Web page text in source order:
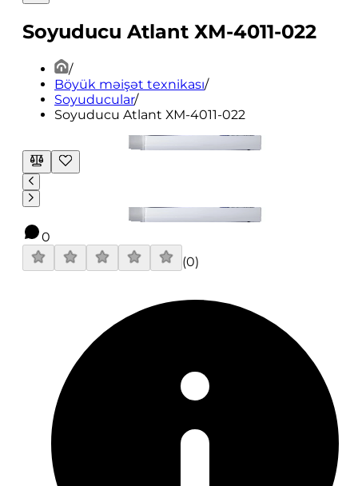
Soyuducu Atlant ХМ-4011-022
/
Böyük məişət texnikası/
Soyuducular/
Soyuducu Atlant ХМ-4011-022
0
(0)